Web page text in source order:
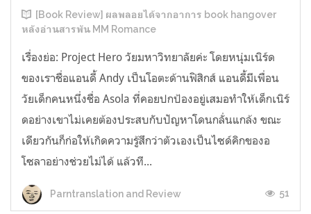
[Book Review] ผลพลอยได้จากอาการ book hangover
หลังอ่านสารพัน MM Romance
เรื่องย่อ: Project Hero วัยมหาวิทยาลัยค่ะ โดยหนุ่มเนิร์ด
ของเราชื่อแอนดี้ Andy เป็นโอตะด้านฟิสิกส์ แอนดี้มีเพื่อน
วัยเด็กคนหนึ่งชื่อ Asola ที่คอยปกป้องอยู่เสมอทำให้เด็กเนิร์
ดอย่างเขาไม่เคยต้องประสบกับปัญหาโดนกลั่นแกล้ง ขณะ
เดียวกันก็ก่อให้เกิดความรู้สึกว่าตัวเองเป็นไซด์คิกของอ
โซลาอย่างช่วยไม่ได้ แล้วที...
Parntranslation and Review 51